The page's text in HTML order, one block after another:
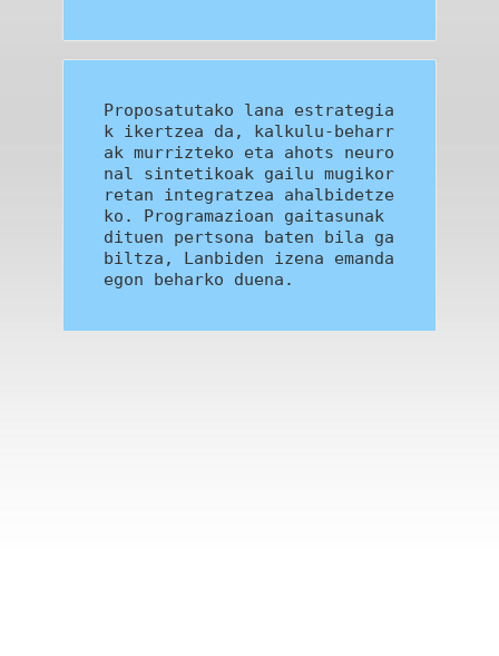
Proposatutako lana estrategia
k ikertzea da, kalkulu-beharr
ak murrizteko eta ahots neuro
nal sintetikoak gailu mugikor
retan integratzea ahalbidetze
ko. Programazioan gaitasunak
dituen pertsona baten bila ga
biltza, Lanbiden izena emanda
egon beharko duena.